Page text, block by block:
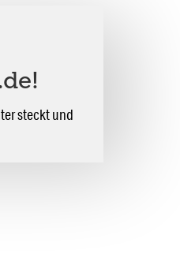
steckt und